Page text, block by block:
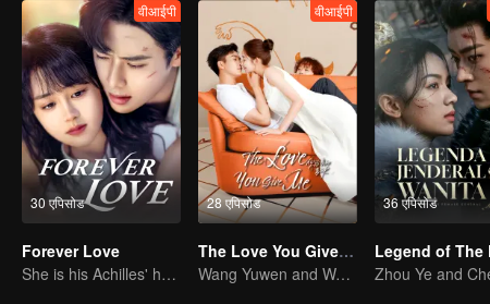
30 एपिसोड
वीआईपी
Forever Love
She is his Achilles' heel and his armor
28 एपिसोड
वीआईपी
The Love You Give Me
Wang Yuwen and Wang Ziqi Work Again as a Couple
36 एपिसोड